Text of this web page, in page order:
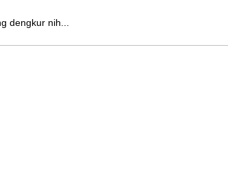
dengkur nih...